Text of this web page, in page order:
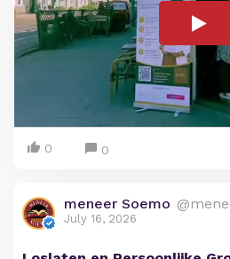
0 0
meneer Soemo
July 16, 2026